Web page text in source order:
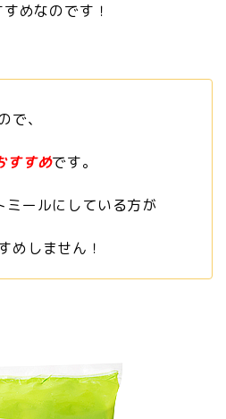
めなのです！
で、
すすめです。
ールにしている方が
めしません！